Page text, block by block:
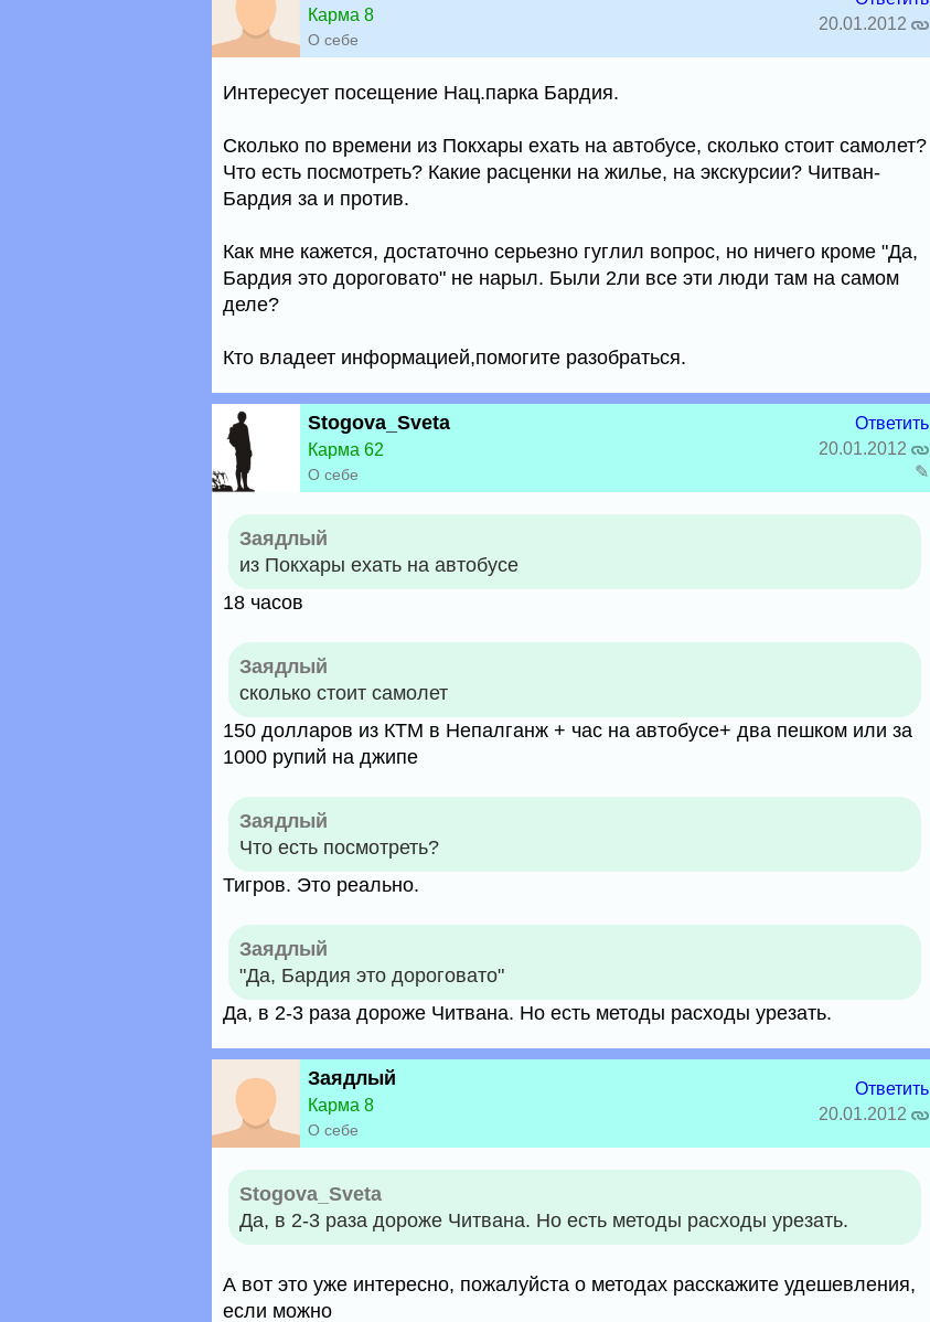
Карма 8
О себе
20.01.2012
Интересует посещение Нац.парка Бардия.
Сколько по времени из Покхары ехать на автобусе, сколько стоит самолет?
Что есть посмотреть? Какие расценки на жилье, на экскурсии? Читван-
Бардия за и против.
Как мне кажется, достаточно серьезно гуглил вопрос, но ничего кроме "Да,
Бардия это дороговато" не нарыл. Были 2ли все эти люди там на самом
деле?
Кто владеет информацией,помогите разобраться.
Stogova_Sveta
Карма 62
О себе
Ответить
20.01.2012
✎
Заядлый
из Покхары ехать на автобусе
18 часов
Заядлый
сколько стоит самолет
150 долларов из КТМ в Непалганж + час на автобусе+ два пешком или за
1000 рупий на джипе
Заядлый
Что есть посмотреть?
Тигров. Это реально.
Заядлый
"Да, Бардия это дороговато"
Да, в 2-3 раза дороже Читвана. Но есть методы расходы урезать.
Заядлый
Карма 8
О себе
Ответить
20.01.2012
Stogova_Sveta
Да, в 2-3 раза дороже Читвана. Но есть методы расходы урезать.
А вот это уже интересно, пожалуйста о методах расскажите удешевления,
если можно